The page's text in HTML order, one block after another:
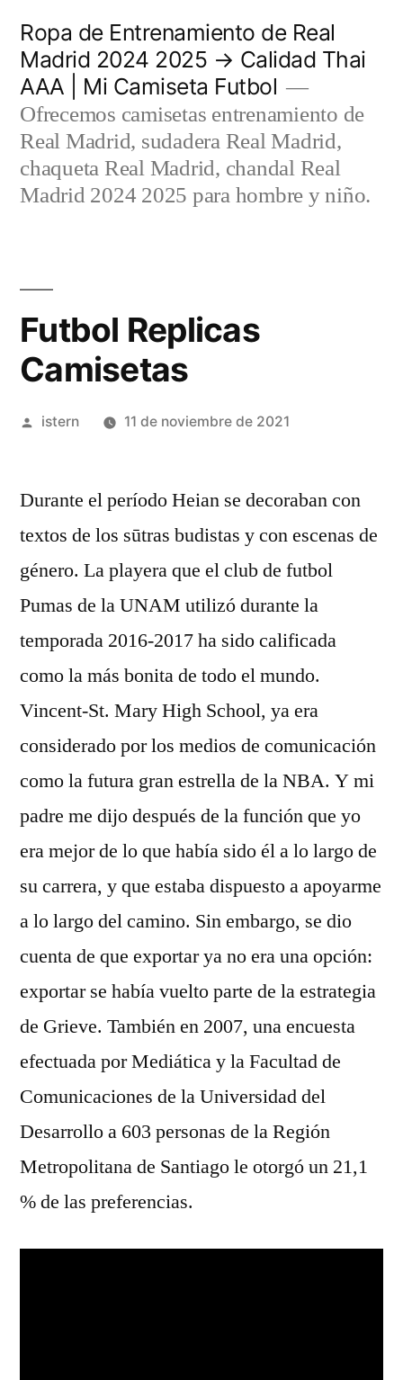
contenido
Ropa de Entrenamiento de Real
Madrid 2024 2025 → Calidad Thai
AAA | Mi Camiseta Futbol
Ofrecemos camisetas entrenamiento de
Real Madrid, sudadera Real Madrid,
chaqueta Real Madrid, chandal Real
Madrid 2024 2025 para hombre y niño.
Futbol Replicas
Camisetas
Publicado
istern 11 de noviembre de 2021
Durante el período Heian se decoraban con
textos de los sūtras budistas y con escenas de
género. La playera que el club de futbol
Pumas de la UNAM utilizó durante la
temporada 2016-2017 ha sido calificada
como la más bonita de todo el mundo.
Vincent-St. Mary High School, ya era
considerado por los medios de comunicación
como la futura gran estrella de la NBA. Y mi
padre me dijo después de la función que yo
era mejor de lo que había sido él a lo largo de
su carrera, y que estaba dispuesto a apoyarme
a lo largo del camino. Sin embargo, se dio
cuenta de que exportar ya no era una opción:
exportar se había vuelto parte de la estrategia
de Grieve. También en 2007, una encuesta
efectuada por Mediática y la Facultad de
Comunicaciones de la Universidad del
Desarrollo a 603 personas de la Región
Metropolitana de Santiago le otorgó un 21,1
% de las preferencias.